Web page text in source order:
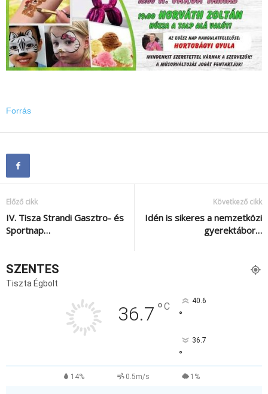
Forrás
Előző cikk
IV. Tisza Strandi Gasztro- és
Sportnap…
Következő cikk
Idén is sikeres a nemzetközi
gyerektábor…
SZENTES
Tiszta Égbolt
36.7 °C 40.6
°
36.7
°
14% 0.5m/s 1%